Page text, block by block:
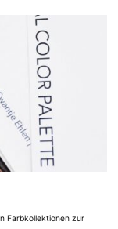
Farbkollektionen zur